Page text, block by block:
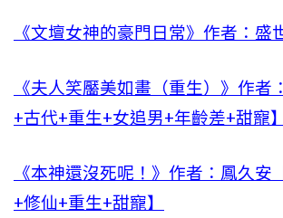
《文壇女神的豪門日常》作者：盛
《夫人笑靨美如畫（重生）》作者
+古代+重生+女追男+年齡差+甜寵】
《本神還沒死呢！》作者：鳳久安
+修仙+重生+甜寵】